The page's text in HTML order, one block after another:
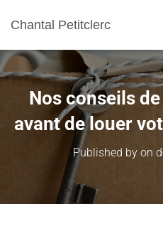
Chantal Petitclerc
Nos conseils
avant de louer
Published by on